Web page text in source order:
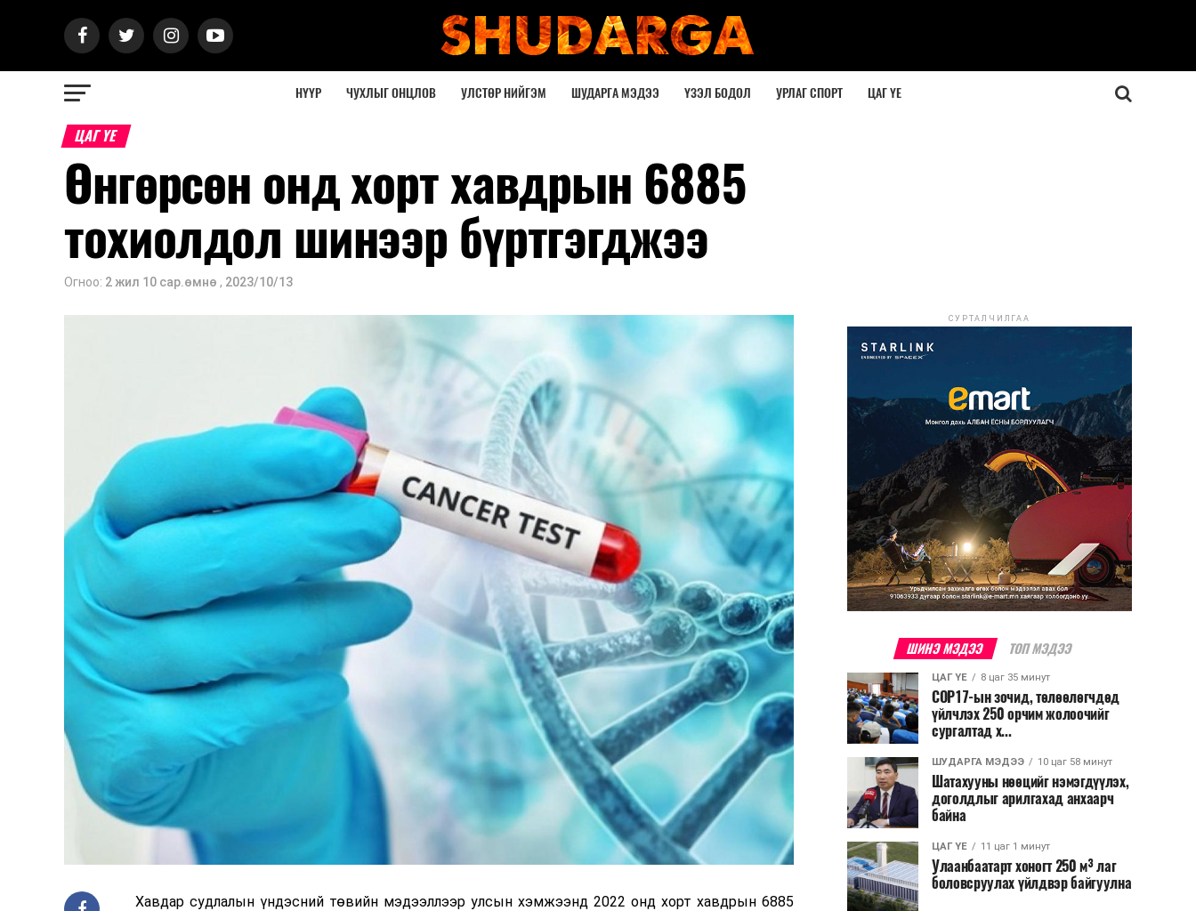
НҮҮР ЧУХЛЫГ ОНЦЛОВ УЛСТӨР НИЙГЭМ ШУДАРГА МЭДЭЭ ҮЗЭЛ БОДОЛ УРЛАГ СПОРТ ЦАГ ҮЕ
ЦАГ ҮЕ
Өнгөрсөн онд хорт хавдрын 6885
тохиолдол шинээр бүртгэгджээ
Огноо: 2 жил 10 сар.өмнө , 2023/10/13
Хавдар судлалын үндэсний төвийн мэдээллээр улсын хэмжээнд 2022 онд хорт хавдрын 6885
СУРТАЛЧИЛГАА
ШИНЭ МЭДЭЭ ТОП МЭДЭЭ
ЦАГ ҮЕ 8 цаг 35 минут
COP17-ын зочид, төлөөлөгчдөд
үйлчлэх 250 орчим жолоочийг
сургалтад х...
ШУДАРГА МЭДЭЭ 10 цаг 58 минут
Шатахууны нөөцийг нэмэгдүүлэх,
доголдлыг арилгахад анхаарч
байна
ЦАГ ҮЕ 11 цаг 1 минут
Улаанбаатарт хоногт 250 м³ лаг
боловсруулах үйлдвэр байгуулна